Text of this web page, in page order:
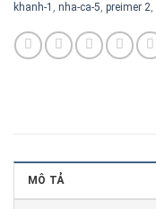
khanh-1 , nha-ca-5, preimer 2,
MÔ TẢ